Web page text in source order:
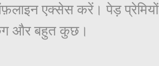
एक्सेस करें। पेड़ प्रेमियों
और बहुत कुछ।